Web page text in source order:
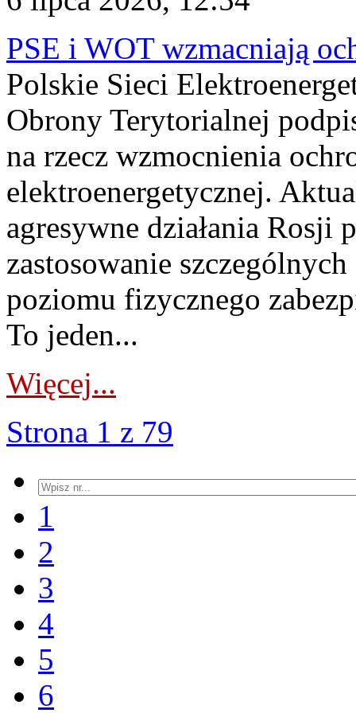
PSE i WOT wzmacniają
Polskie Sieci
Obrony Terytorialnej
na rzecz wzmocnienia
elektroenergetycznej.
agresywne działania Rosji
zastosowanie
poziomu fizycznego
To jeden...
Więcej...
Strona 1 z 79
1
2
3
4
5
6